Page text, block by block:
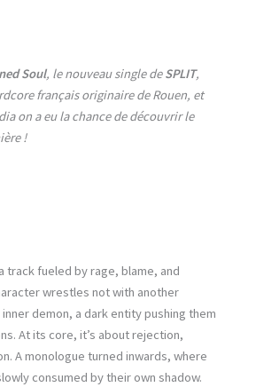
Soul, le nouveau single deSPLIT,
français originaire de Rouen, et
on a eu la chance de découvrir le
!
track fueled by rage, blame, and
wrestles not with another
demon, a dark entity pushing them
At its core, it’s about rejection,
A monologue turned inwards, where
consumed by their own shadow.